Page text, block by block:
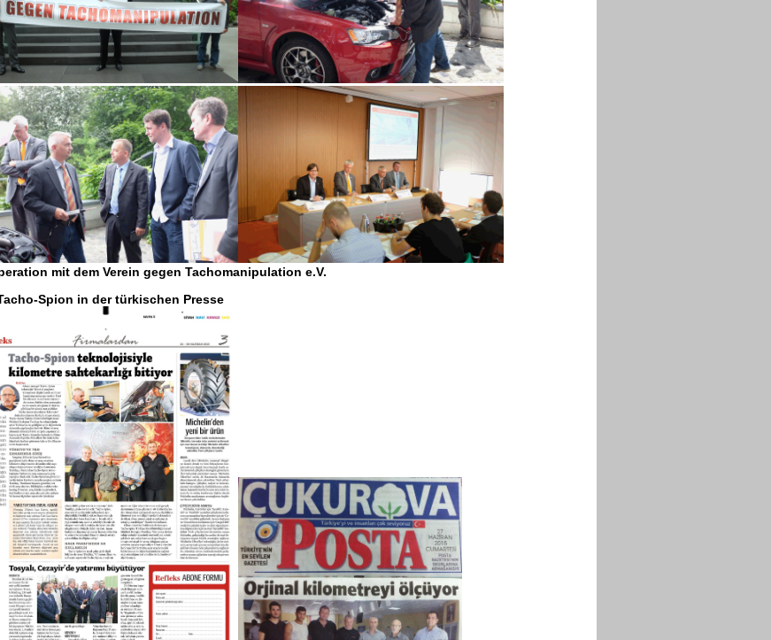
mit dem Verein gegen Tachomanipulation e.V.
Spion in der türkischen Presse